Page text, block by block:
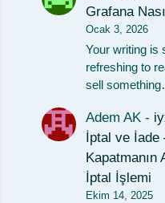
Grafana
Ocak 3, 2026
Your writing is
refreshing to
sell
Adem AK -
İptal ve İade
Kapatmanın
İptal İşlemi
Ekim 14, 2025